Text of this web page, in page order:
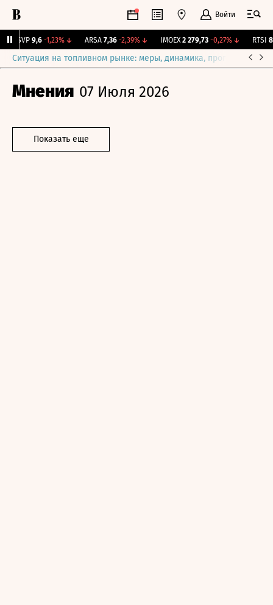
Войти
BISVP 9,6 -1,23%↓ ARSA 7,36 -2,39%↓ IMOEX 2 279,73 -0,27%↓ RTSI
Ситуация на топливном рынке: меры, динамика, прогнозы
Мнения 07 Июля 2026
Показать еще